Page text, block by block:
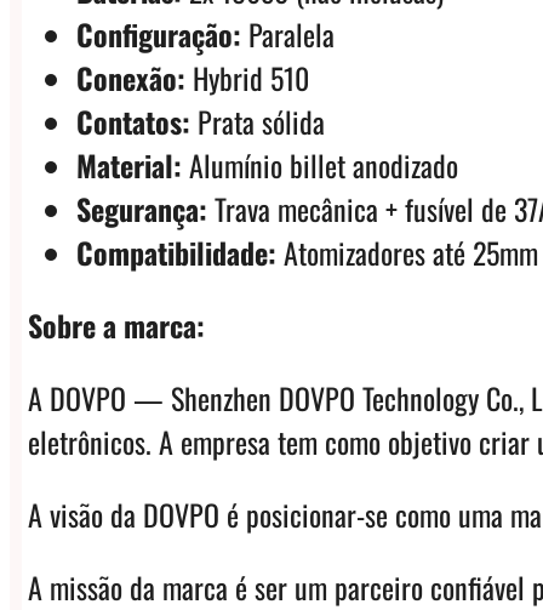
Configuração: Paralela
Conexão: Hybrid 510
Contatos: Prata sólida
Material:Alumínio billet anodizado
Segurança:Trava mecânica + fusível de
Compatibilidade:Atomizadores até
Sobre a marca:
A DOVPO — Shenzhen DOVPO Technology
eletrônicos. A empresa tem como objetivo
A visão da DOVPO é posicionar-se como uma
A missão da marca é ser um parceiro